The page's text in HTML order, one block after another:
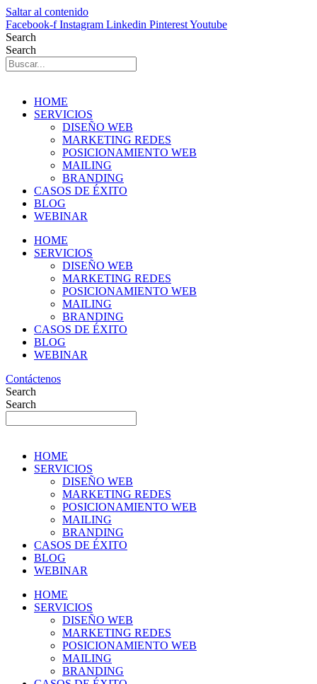
Saltar al contenido
Facebook-f Instagram Linkedin PinterestYoutube
Search
Search
HOME
SERVICIOS
DISEÑO WEB
MARKETING REDES
POSICIONAMIENTO WEB
MAILING
BRANDING
CASOS DE ÉXITO
BLOG
WEBINAR
HOME
SERVICIOS
DISEÑO WEB
MARKETING REDES
POSICIONAMIENTO WEB
MAILING
BRANDING
CASOS DE ÉXITO
BLOG
WEBINAR
Contáctenos
Search
Search
HOME
SERVICIOS
DISEÑO WEB
MARKETING REDES
POSICIONAMIENTO WEB
MAILING
BRANDING
CASOS DE ÉXITO
BLOG
WEBINAR
HOME
SERVICIOS
DISEÑO WEB
MARKETING REDES
POSICIONAMIENTO WEB
MAILING
BRANDING